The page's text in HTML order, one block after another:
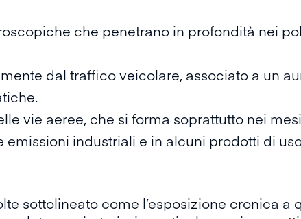
che penetrano in profondità nei
dal traffico veicolare, associato a un
vie aeree, che si forma soprattutto nei
industriali e in alcuni prodotti di
sottolineato come l’esposizione cronica a